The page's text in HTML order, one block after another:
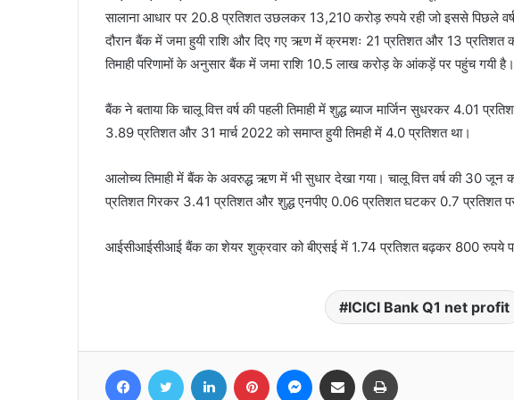
सालाना आधार पर 20.8 प्रतिशत उछलकर 13,210 करोड़ रुपये रही जो इससे पिछले
दौरान बैंक में जमा हुयी राशि और दिए गए ऋण में क्रमशः 21 प्रतिशत और 13 प्रतिशत
तिमाही परिणामों के अनुसार बैंक में जमा राशि 10.5 लाख करोड़ के आंकड़ें पर पहुंच गयी है।
बैंक ने बताया कि चालू वित्त वर्ष की पहली तिमाही में शुद्ध ब्याज मार्जिन सुधरकर 4.01
3.89 प्रतिशत और 31 मार्च 2022 को समाप्त हुयी तिमही में 4.0 प्रतिशत था।
आलोच्य तिमाही में बैंक के अवरुद्ध ऋण में भी सुधार देखा गया। चालू वित्त वर्ष की 30 जून
प्रतिशत गिरकर 3.41 प्रतिशत और शुद्ध एनपीए 0.06 प्रतिशत घटकर 0.7 प्रतिशत
आईसीआईसीआई बैंक का शेयर शुक्रवार को बीएसई में 1.74 प्रतिशत बढ़कर 800 रुपये
ICICI Bank Q1 net profit
FacebookTwitter LinkedIn Pinterest Messenger
Share via Email